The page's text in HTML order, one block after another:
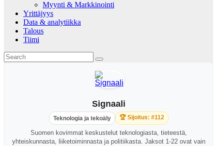
Myynti & Markkinointi
Yrittäjyys
Data & analytiikka
Talous
Tiimi
Signaali
Teknologia ja tekoäly 🏆 Sijoitus: #112
Suomen kovimmat keskustelut teknologiasta, tieteestä,
yhteiskunnasta, liiketoiminnasta ja politiikasta. Jaksot 1-22 ovat vain